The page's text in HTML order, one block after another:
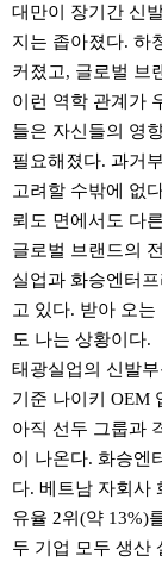
대만이 장기간 신
지는 좁아졌다. 하
커졌고, 글로벌 브
이런 역학 관계가
들은 자신들의 영
필요해졌다. 과거
고려할 수밖에 없
뢰도 면에서도 다
글로벌 브랜드의
실업과 화승엔터
고 있다. 받아 오
도 나는 상황이다.
태광실업의 신발
기준 나이키 OEM
아직 선두 그룹과
이 나온다. 화승엔
다. 베트남 자회사
유율 2위(약 13%)
두 기업 모두 생산